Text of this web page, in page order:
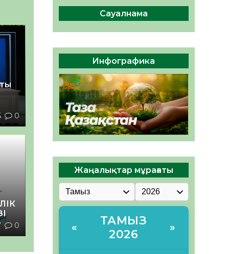
0
0
Руслан Рүстемұлы облыс
әкімінің кеңесшісі болып
тағайындалды
05.08.2026
48 0
Сауалнама
Инфографика
Жаңалықтар мұрағаты
«
ТАМЫЗ
2026
»